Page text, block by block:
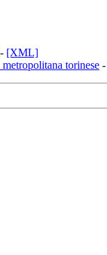
- [XML]
torinese